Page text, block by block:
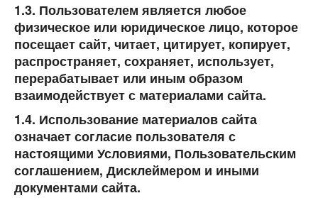
1.3. Пользователем является любое
физическое или юридическое лицо, которое
посещает сайт, читает, цитирует, копирует,
распространяет, сохраняет, использует,
перерабатывает или иным образом
взаимодействует с материалами сайта.
1.4. Использование материалов сайта
означает согласие пользователя с
настоящими Условиями, Пользовательским
соглашением, Дисклеймером и иными
документами сайта.